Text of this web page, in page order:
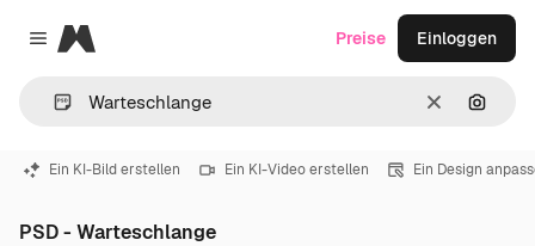
Close menu
Magnific
LöschenNach
Preise Einloggen
Ein KI-Bild erstellen Ein KI-Video erstellen Ein Design
PSD - Warteschlange